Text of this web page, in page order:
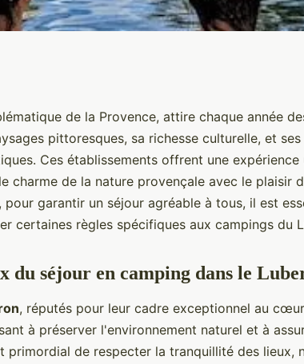
dans
avec parc
de la Provence, attire chaque année
pittoresques, sa richesse culturelle, et
Ces établissements offrent une expérience
charme de la nature provençale avec le plaisir
pour garantir un séjour agréable à tous, il est
certaines règles spécifiques aux campings du
du séjour en camping dans le
, réputés pour leur cadre exceptionnel au
à préserver l'environnement naturel et à
primordial de respecter la tranquillité des lieux,